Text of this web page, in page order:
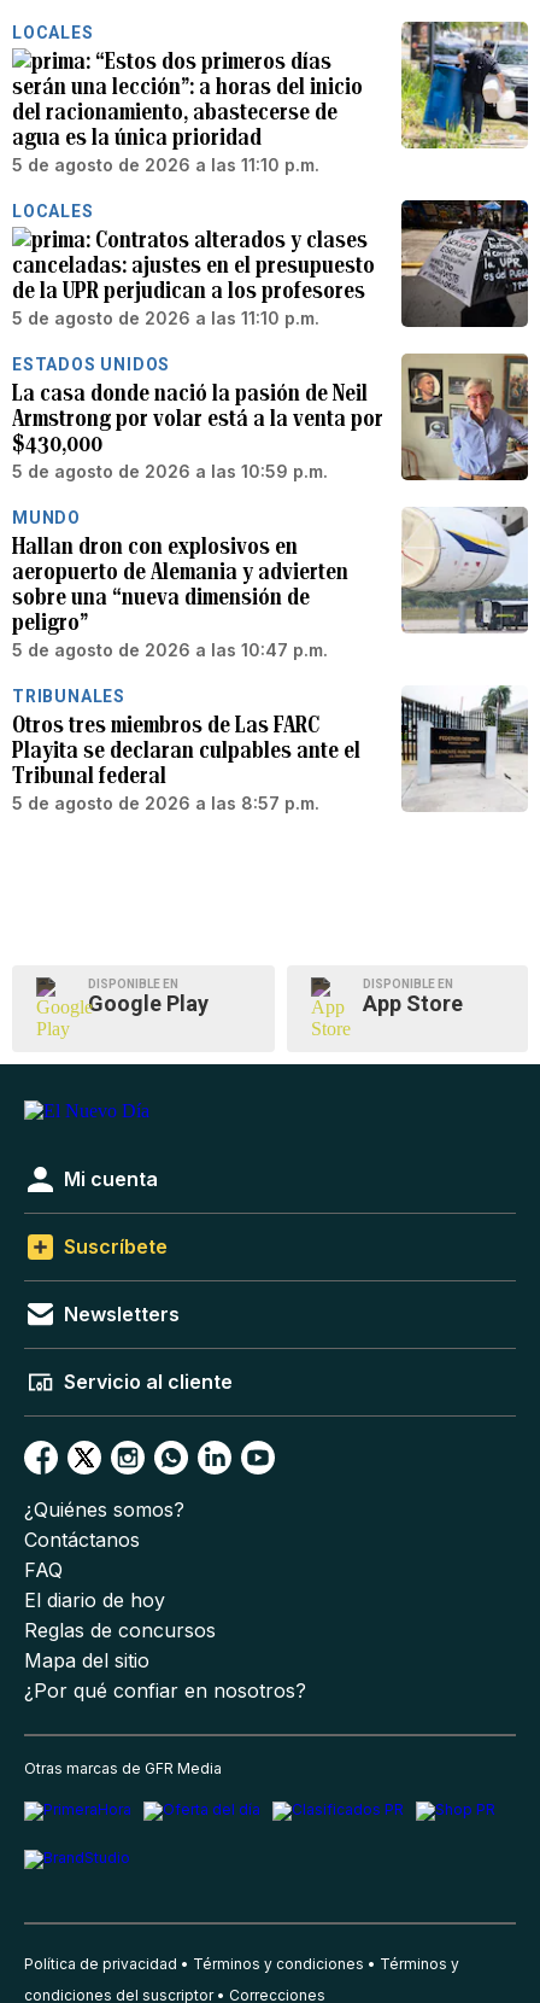
LOCALES
“Estos dos primeros días
serán una lección”: a horas del inicio
del racionamiento, abastecerse de
agua es la única prioridad
5 de agosto de 2026 a las 11:10 p.m.
LOCALES
Contratos alterados y clases
canceladas: ajustes en el presupuesto
de la UPR perjudican a los profesores
5 de agosto de 2026 a las 11:10 p.m.
ESTADOS UNIDOS
La casa donde nació la pasión de Neil
Armstrong por volar está a la venta por
$430,000
5 de agosto de 2026 a las 10:59 p.m.
MUNDO
Hallan dron con explosivos en
aeropuerto de Alemania y advierten
sobre una “nueva dimensión de
peligro”
5 de agosto de 2026 a las 10:47 p.m.
TRIBUNALES
Otros tres miembros de Las FARC
Playita se declaran culpables ante el
Tribunal federal
5 de agosto de 2026 a las 8:57 p.m.
DISPONIBLE EN
Google Play
DISPONIBLE EN
App Store
Mi cuenta
Suscríbete
Newsletters
Servicio al cliente
¿Quiénes somos?
Contáctanos
FAQ
El diario de hoy
Reglas de concursos
Mapa del sitio
¿Por qué confiar en nosotros?
Otras marcas de GFR Media
Política de privacidad Términos y condiciones
Términos y
condiciones del suscriptor
Correcciones